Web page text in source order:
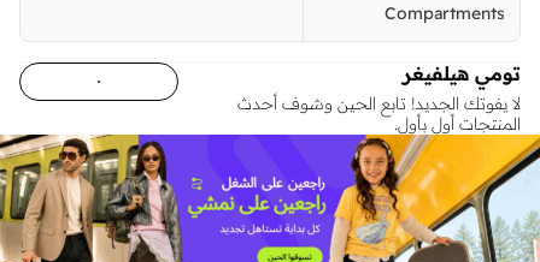
Compartments
تومي هيلفيغر
لا يفوتك الجديد! تابع الحين وشوف أحدث
المنتجات أول بأول.